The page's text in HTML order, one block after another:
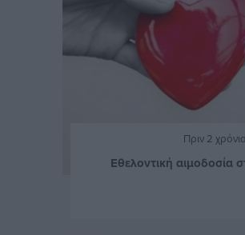
Πριν 2 χρόνια
Εθελοντική αιμοδοσία